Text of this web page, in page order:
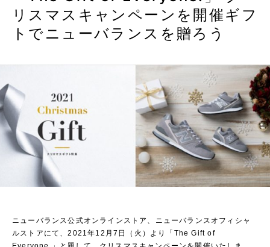
リスマスキャンペーンを開催ギフ
トでニューバランスを贈ろう
ニューバランス公式オンラインストア、ニューバランスオフィシャ
ルストアにて、2021年12月7日（火）より「The Gift of